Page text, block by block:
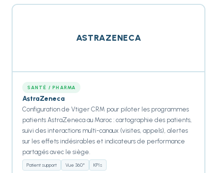
ASTRAZENECA
SANTÉ / PHARMA
AstraZeneca
Configuration de Vtiger CRM pour piloter les programmes
patients AstraZeneca au Maroc : cartographie des patients,
suivi des interactions multi-canaux (visites, appels), alertes
sur les effets indésirables et indicateurs de performance
partagés avec le siège.
Patient support Vue 360° KPIs